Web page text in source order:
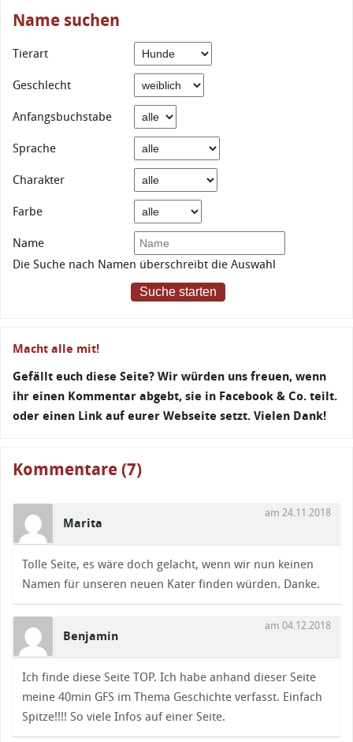
Name suchen
Tierart
Geschlecht
Anfangsbuchstabe
Sprache
Charakter
Farbe
Name
Die Suche nach Namen überschreibt die Auswahl
Suche starten
Macht alle mit!
Gefällt euch diese Seite? Wir würden uns freuen, wenn
ihr einen Kommentar abgebt, sie in Facebook & Co. teilt.
oder einen Link auf eurer Webseite setzt. Vielen Dank!
Kommentare (7)
Marita
am 24.11.2018
Tolle Seite, es wäre doch gelacht, wenn wir nun keinen
Namen für unseren neuen Kater finden würden. Danke.
Benjamin
am 04.12.2018
Ich finde diese Seite TOP. Ich habe anhand dieser Seite
meine 40min GFS im Thema Geschichte verfasst. Einfach
Spitze!!!! So viele Infos auf einer Seite.